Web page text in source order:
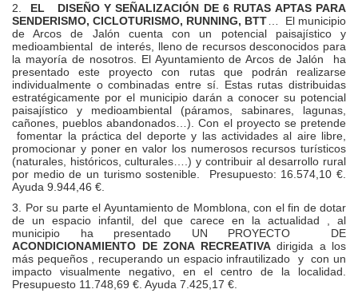
2.
EL DISEÑO Y SEÑALIZACIÓN DE 6 RUTAS APTAS PARA
SENDERISMO, CICLOTURISMO, RUNNING, BTT … El municipio
de Arcos de Jalón cuenta con un potencial paisajístico y
medioambiental de interés, lleno de recursos desconocidos para
la mayoría de nosotros. El Ayuntamiento de Arcos de Jalón ha
presentado este proyecto con rutas que podrán realizarse
individualmente o combinadas entre sí. Estas rutas distribuidas
estratégicamente por el municipio darán a conocer su potencial
paisajístico y medioambiental (páramos, sabinares, lagunas,
cañones, pueblos abandonados…). Con el proyecto se pretende
fomentar la práctica del deporte y las actividades al aire libre,
promocionar y poner en valor los numerosos recursos turísticos
(naturales, históricos, culturales….) y contribuir al desarrollo rural
por medio de un turismo sostenible. Presupuesto: 16.574,10 €.
Ayuda 9.944,46 €.
3. Por su parte el Ayuntamiento de Momblona, con el fin de dotar
de un espacio infantil, del que carece en la actualidad , al
municipio ha presentado UN PROYECTO DE
ACONDICIONAMIENTO DE ZONA RECREATIVAdirigida a los
más pequeños , recuperando un espacio infrautilizado y con un
impacto visualmente negativo, en el centro de la localidad.
Presupuesto 11.748,69 €. Ayuda 7.425,17 €.